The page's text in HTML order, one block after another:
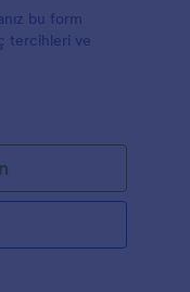
bu form
tercihleri ve